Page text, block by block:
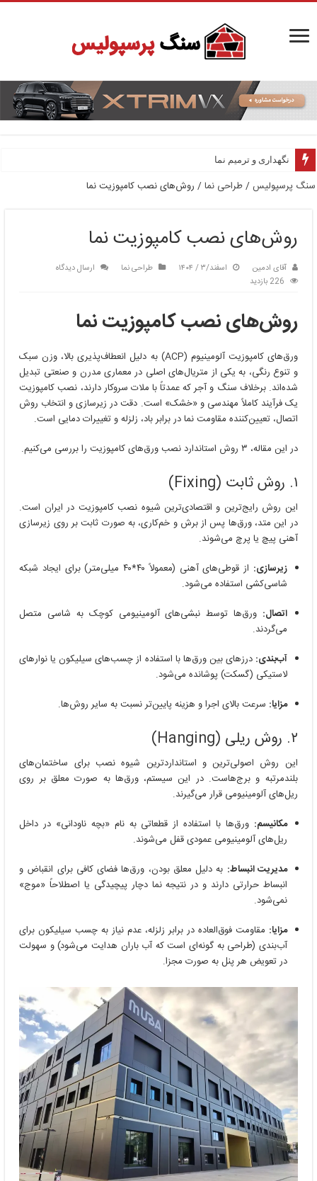
نگهداری و ترمیم نما
سنگ پرسپولیس/طراحی نما/ روش‌های نصب کامپوزیت نما
روش‌های نصب کامپوزیت نما
آقای ادمین اسفند/۳ / ۱۴۰۴ طراحی نما
ارسال دیدگاه
226 بازدید
روش‌های نصب کامپوزیت نما
ورق‌های کامپوزیت آلومینیوم (ACP) به دلیل انعطاف‌پذیری بالا، وزن سبک
و تنوع رنگی، به یکی از متریال‌های اصلی در معماری مدرن و صنعتی تبدیل
شده‌اند. برخلاف سنگ و آجر که عمدتاً با ملات سروکار دارند، نصب کامپوزیت
یک فرآیند کاملاً مهندسی و «خشک» است. دقت در زیرسازی و انتخاب روش
اتصال، تعیین‌کننده مقاومت نما در برابر باد، زلزله و تغییرات دمایی است.
در این مقاله، ۳ روش استاندارد نصب ورق‌های کامپوزیت را بررسی می‌کنیم.
۱. روش ثابت (Fixing)
این روش رایج‌ترین و اقتصادی‌ترین شیوه نصب کامپوزیت در ایران است.
در این متد، ورق‌ها پس از برش و خم‌کاری، به صورت ثابت بر روی زیرسازی
آهنی پیچ یا پرچ می‌شوند.
زیرسازی:
از قوطی‌های آهنی (معمولاً ۴۰*۴۰ میلی‌متر) برای ایجاد شبکه
شاسی‌کشی استفاده می‌شود.
اتصال: ورق‌ها توسط نبشی‌های آلومینیومی کوچک به شاسی متصل
می‌گردند.
آب‌بندی: درزهای بین ورق‌ها با استفاده از چسب‌های سیلیکون یا نوارهای
لاستیکی (گسکت) پوشانده می‌شود.
مزایا: سرعت بالای اجرا و هزینه پایین‌تر نسبت به سایر روش‌ها.
۲. روش ریلی (Hanging)
این روش اصولی‌ترین و استانداردترین شیوه نصب برای ساختمان‌های
بلندمرتبه و برج‌هاست. در این سیستم، ورق‌ها به صورت معلق بر روی
ریل‌های آلومینیومی قرار می‌گیرند.
مکانیسم: ورق‌ها با استفاده از قطعاتی به نام «بچه ناودانی» در داخل
ریل‌های آلومینیومی عمودی قفل می‌شوند.
مدیریت انبساط: به دلیل معلق بودن، ورق‌ها فضای کافی برای انقباض و
انبساط حرارتی دارند و در نتیجه نما دچار پیچیدگی یا اصطلاحاً «موج»
نمی‌شود.
مزایا: مقاومت فوق‌العاده در برابر زلزله، عدم نیاز به چسب سیلیکون برای
آب‌بندی (طراحی به گونه‌ای است که آب باران هدایت می‌شود) و سهولت
در تعویض هر پنل به صورت مجزا.